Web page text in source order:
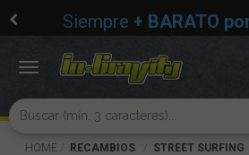
Siempre + BARATO
Toggle
HOME RECAMBIOS STREET SURFING